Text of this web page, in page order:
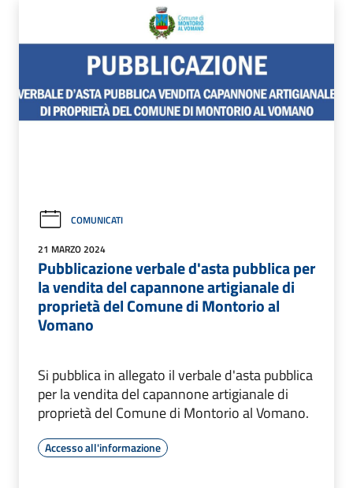
COMUNICATI
21 MARZO 2024
Pubblicazione verbale d'asta pubblica per
la vendita del capannone artigianale di
proprietà del Comune di Montorio al
Vomano
Si pubblica in allegato il verbale d'asta pubblica
per la vendita del capannone artigianale di
proprietà del Comune di Montorio al Vomano.
Accesso all'informazione